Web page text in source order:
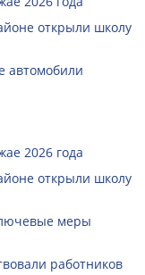
открыли школу
автомобили
2026 года
открыли школу
меры
работников